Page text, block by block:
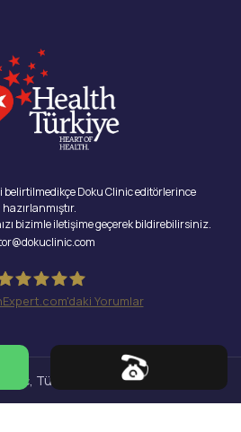
belirtilmedikçe Doku Clinic editörlerince
hazırlanmıştır.
bizimle iletişime geçerek bildirebilirsiniz.
Yorumlar
Tüm Hakları Saklıdır.